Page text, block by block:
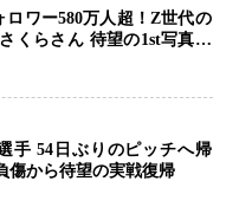
ロワー580万人超！Z世代の
くらさん 待望の1st写真集
発売決定 沖縄で“今しか残
手 54日ぶりのピッチへ帰
傷から待望の実戦復帰